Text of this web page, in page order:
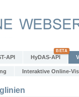
API HyDAS-API
Interaktive Online-